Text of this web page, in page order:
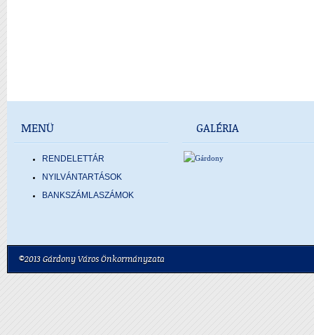
MENÜ
RENDELETTÁR
NYILVÁNTARTÁSOK
BANKSZÁMLASZÁMOK
GALÉRIA
©2013 Gárdony Város Önkormányzata